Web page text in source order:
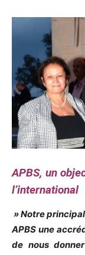
APBS, un
l’international
» Notre
APBS une
de nous